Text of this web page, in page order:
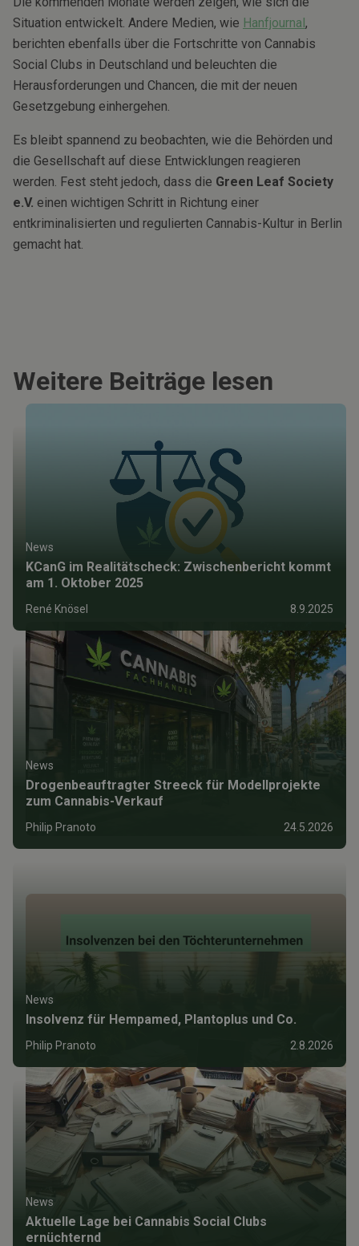
Situation entwickelt. Andere Medien, wie Hanfjournal,
berichten ebenfalls über die Fortschritte von Cannabis
Social Clubs in Deutschland und beleuchten die
Herausforderungen und Chancen, die mit der neuen
Gesetzgebung einhergehen.
Es bleibt spannend zu beobachten, wie die Behörden und
die Gesellschaft auf diese Entwicklungen reagieren
werden. Fest steht jedoch, dass die Green Leaf Society
e.V. einen wichtigen Schritt in Richtung einer
entkriminalisierten und regulierten Cannabis-Kultur in Berlin
gemacht hat.
Weitere Beiträge lesen
News
KCanG im Realitätscheck: Zwischenbericht kommt
am 1. Oktober 2025
René Knösel 8.9.2025
News
Drogenbeauftragter Streeck für Modellprojekte
zum Cannabis-Verkauf
Philip Pranoto 24.5.2026
News
Insolvenz für Hempamed, Plantoplus und Co.
Philip Pranoto 2.8.2026
News
Aktuelle Lage bei Cannabis Social Clubs
ernüchternd